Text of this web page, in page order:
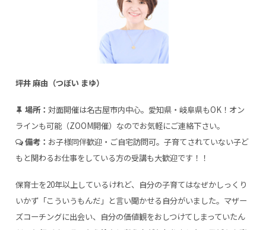
坪井 麻由（つぼい まゆ）
場所：対面開催は名古屋市内中心。愛知県・岐阜県もOK！オン
ラインも可能（ZOOM開催）なのでお気軽にご連絡下さい。
備考： お子様同伴歓迎・ご自宅訪問可。子育てされていない子ど
もと関わるお仕事をしている方の受講も大歓迎です！！
保育士を20年以上しているけれど、自分の子育てはなぜかしっくり
いかず「こういうもんだ」と言い聞かせる自分がいました。マザー
ズコーチングに出会い、自分の価値観をおしつけてしまっていたん